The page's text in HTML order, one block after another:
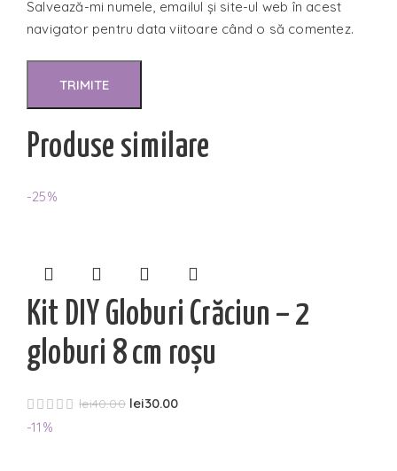
Salvează-mi numele, emailul și site-ul web în acest
navigator pentru data viitoare când o să comentez.
Produse similare
-25%
Kit DIY Globuri Crăciun – 2
globuri 8 cm roșu
lei40.00 lei30.00
-11%